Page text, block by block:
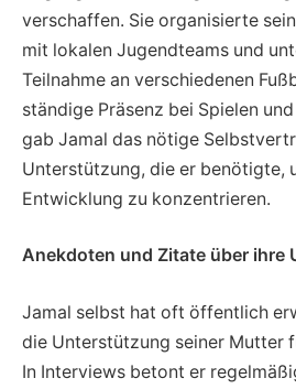
verschaffen. Sie organisierte
mit lokalen Jugendteams und
Teilnahme an verschiedenen
ständige Präsenz bei Spielen
gab Jamal das nötige
Unterstützung, die er benötigte,
Entwicklung zu konzentrieren.
Anekdoten und Zitate über ihre
Jamal selbst hat oft öffentlich
die Unterstützung seiner Mutter
In Interviews betont er